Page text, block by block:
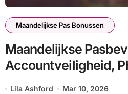
Maandelijkse Pas Bonussen
Maandelijkse
Accountveiligheid,
Lila Ashford Mar 10, 2026